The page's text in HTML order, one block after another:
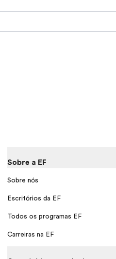
Sobre a EF
Sobre nós
Escritórios da EF
Todos os programas EF
Carreiras na EF